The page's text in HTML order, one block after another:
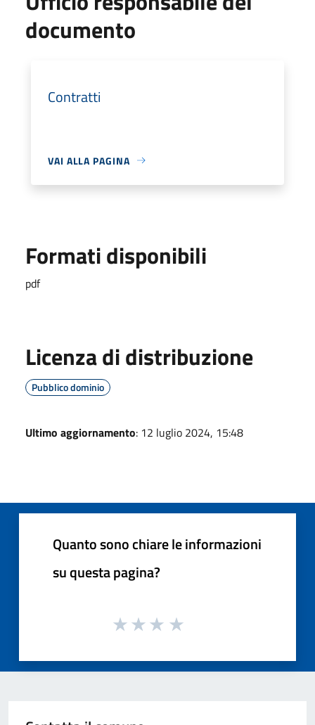
documento
Contratti
VAI ALLA PAGINA
Formati disponibili
pdf
Licenza di distribuzione
Pubblico dominio
Ultimo aggiornamento: 12 luglio 2024, 15:48
Quanto sono chiare le informazioni
su questa pagina?